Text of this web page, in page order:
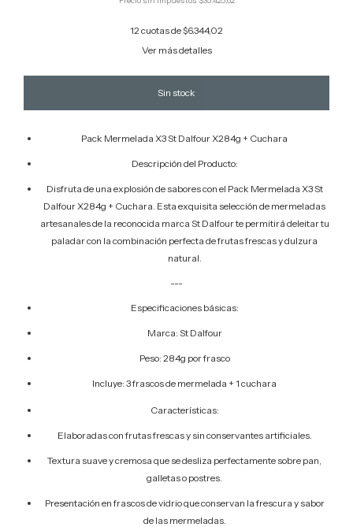
12 cuotas de$6.344,02
Ver más detalles
Pack Mermelada X3 St Dalfour X284g + Cuchara
Descripción del Producto:
Disfruta de una explosión de sabores con el Pack Mermelada X3 St
Dalfour X284g + Cuchara. Esta exquisita selección de mermeladas
artesanales de la reconocida marca St Dalfour te permitirá deleitar tu
paladar con la combinación perfecta de frutas frescas y dulzura
natural.
---
Especificaciones básicas:
Marca: St Dalfour
Peso: 284g por frasco
Incluye: 3 frascos de mermelada + 1 cuchara
Características:
Elaboradas con frutas frescas y sin conservantes artificiales.
Textura suave y cremosa que se desliza perfectamente sobre pan,
galletas o postres.
Presentación en frascos de vidrio que conservan la frescura y sabor
de las mermeladas.